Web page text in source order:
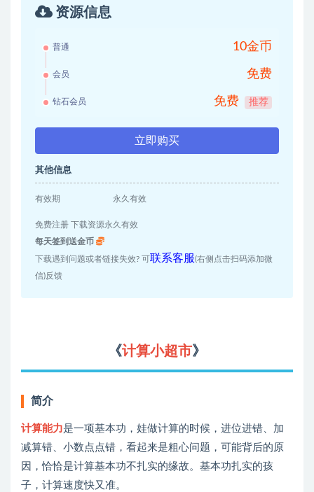
资源信息
普通 10金币
会员 免费
钻石会员 免费 推荐
立即购买
其他信息
有效期 永久有效
免费注册 下载资源永久有效
每天签到送金币
下载遇到问题或者链接失效? 可联系客服(右侧点击扫码添加微
信)反馈
《计算小超市》
简介
计算能力是一项基本功，娃做计算的时候，进位进错、加
减算错、小数点点错，看起来是粗心问题，可能背后的原
因，恰恰是计算基本功不扎实的缘故。基本功扎实的孩
子，计算速度快又准。